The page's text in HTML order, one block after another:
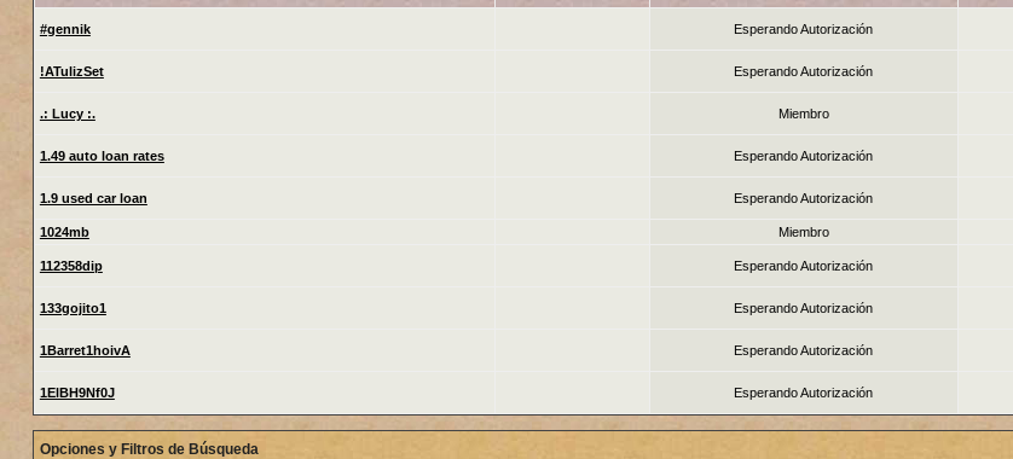
#gennik Esperando Autorización
!ATulizSet Esperando Autorización
.: Lucy :. Miembro
1.49 auto loan rates Esperando Autorización
1.9 used car loan Esperando Autorización
1024mb Miembro
112358dip Esperando Autorización
133gojito1 Esperando Autorización
1Barret1hoivA Esperando Autorización
1ElBH9Nf0J Esperando Autorización
Opciones y Filtros de Búsqueda